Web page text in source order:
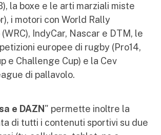
la boxe e le arti marziali miste
i motori con World Rally
IndyCar, Nascar e DTM, le
europee di rugby (Pro14,
e Challenge Cup) e la Cev
di pallavolo.
e DAZN" permette inoltre la
di tutti i contenuti sportivi su due